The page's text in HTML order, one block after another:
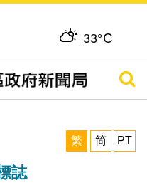
33°C
搜尋
繁
简 PT
誌